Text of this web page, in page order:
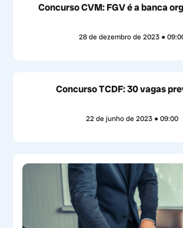
Concurso CVM: FGV é a banca
28 de dezembro de 2023
Concurso TCDF: 30 vagas
22 de junho de 2023 09:00